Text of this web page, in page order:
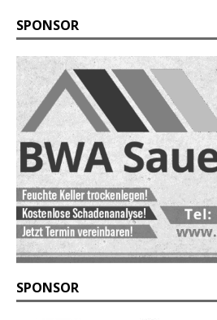
SPONSOR
SPONSOR